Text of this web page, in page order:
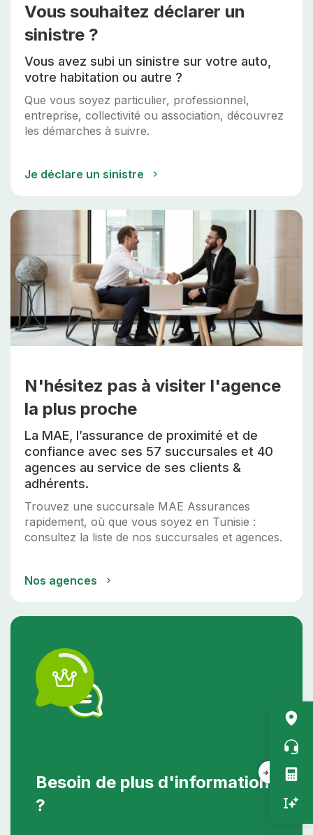
Vous souhaitez déclarer un
sinistre ?
Vous avez subi un sinistre sur votre auto,
votre habitation ou autre ?
Que vous soyez particulier, professionnel,
entreprise, collectivité ou association, découvrez
les démarches à suivre.
Je déclare un sinistre
N'hésitez pas à visiter l'agence
la plus proche
La MAE, l’assurance de proximité et de
confiance avec ses 57 succursales et 40
agences au service de ses clients &
adhérents.
Trouvez une succursale MAE Assurances
rapidement, où que vous soyez en Tunisie :
consultez la liste de nos succursales et agences.
Nos agences
Besoin de plus d'information
?